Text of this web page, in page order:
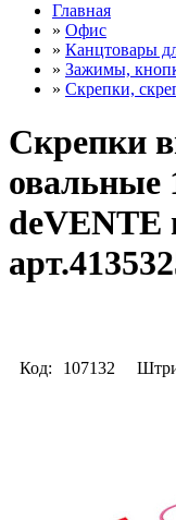
Главная
» Офис
» Канцтовары
» Зажимы,
» Скрепки,
Скрепки
овальные
deVENTE
Код: 107132